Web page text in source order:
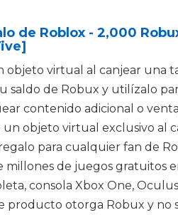
de Roblox - 2,000
objeto virtual al canjear una
saldo de Robux y utilízalo
contenido adicional o
un objeto virtual exclusivo al
para cualquier fan de
millones de juegos gratuitos
consola Xbox One,
producto otorga Robux y no